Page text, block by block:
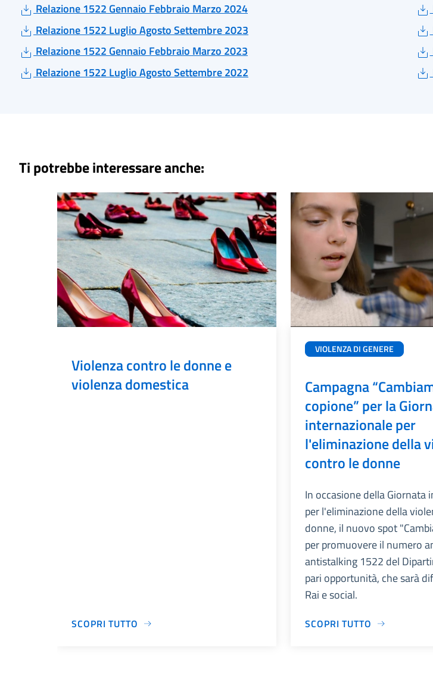
Relazione 1522 Gennaio Febbraio Marzo 2024
Relazione 1522 Luglio Agosto Settembre 2023
Relazione 1522 Gennaio Febbraio Marzo 2023
Relazione 1522 Luglio Agosto Settembre 2022
Ti potrebbe interessare anche:
Violenza contro le donne e
violenza domestica
SCOPRI TUTTO
VIOLENZA DI GENERE
Campagna
copione” per la
internazionale per
l'eliminazione della
contro le donne
In occasione della Giornata
per l'eliminazione della
donne, il nuovo spot
per promuovere il numero
antistalking 1522 del
pari opportunità, che sarà
Rai e social.
SCOPRI TUTTO